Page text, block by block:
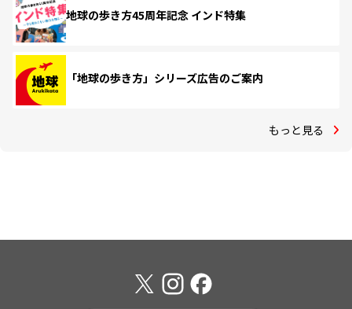
地球の歩き方45周年記念 インド特集
「地球の歩き方」シリーズ広告のご案内
もっと見る